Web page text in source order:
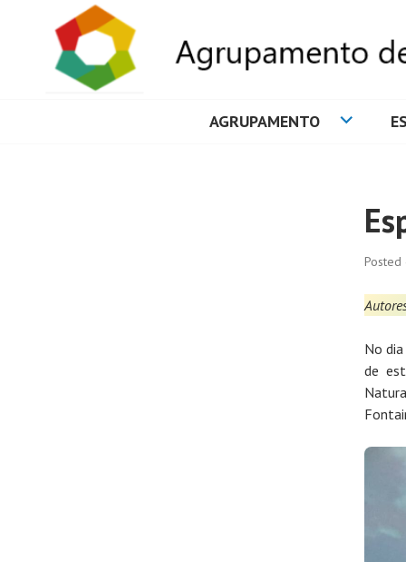
AGRUPAMENTO
Posted
No
de